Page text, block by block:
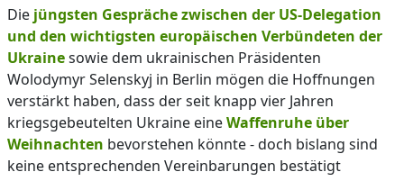
Die jüngsten Gespräche zwischen der US-Delegation
und den wichtigsten europäischen Verbündeten der
Ukrainesowie dem ukrainischen Präsidenten
Wolodymyr Selenskyj in Berlin mögen die Hoffnungen
verstärkt haben, dass der seit knapp vier Jahren
kriegsgebeutelten Ukraine eineWaffenruhe über
Weihnachten bevorstehen könnte - doch bislang sind
keine entsprechenden Vereinbarungen bestätigt